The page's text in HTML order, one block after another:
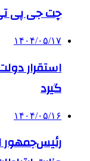
چت جی پی تی۵ کاربران را جذب
۱۴۰۴/۰۵/۱۷
استقرار
گیرد
۱۴۰۴/۰۵/۱۶
رئیس‌جمهور